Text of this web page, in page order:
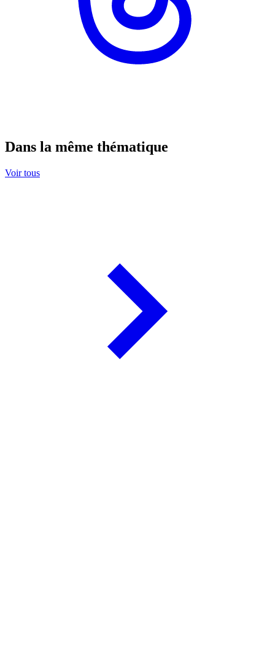
Dans la même thématique
Voir tous